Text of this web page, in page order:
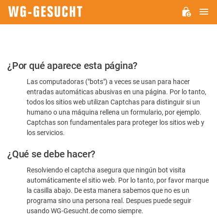
Por
favor,
confirme
humano
¿Por qué aparece esta página?
Las computadoras ("bots") a veces se usan para hacer
entradas automáticas abusivas en una página. Por lo tanto,
todos los sitios web utilizan Captchas para distinguir si un
humano o una máquina rellena un formulario, por ejemplo.
Captchas son fundamentales para proteger los sitios web y
los servicios.
¿Qué se debe hacer?
Resolviendo el captcha asegura que ningún bot visita
automáticamente el sitio web. Por lo tanto, por favor marque
la casilla abajo. De esta manera sabemos que no es un
programa sino una persona real. Despues puede seguir
usando WG-Gesucht.de como siempre.